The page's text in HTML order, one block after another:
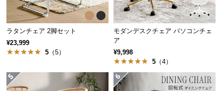
品・
キ
ャ
ン
セ
に
ラタンチェア 2脚セット
¥23,999
5 （5）
モダンデスクチェア パソコンチェ
ア
¥9,998
5 （4）